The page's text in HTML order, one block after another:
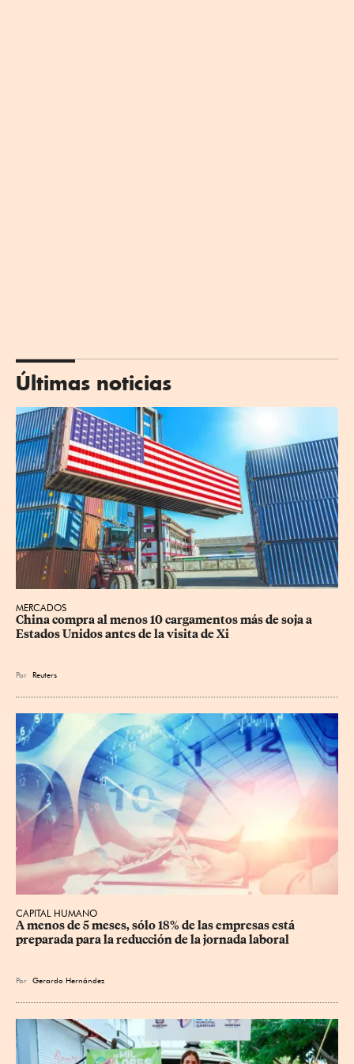
Últimas noticias
MERCADOS
China compra al menos 10 cargamentos más de soja a
Estados Unidos antes de la visita de Xi
Por Reuters
CAPITAL HUMANO
A menos de 5 meses, sólo 18% de las empresas está
preparada para la reducción de la jornada laboral
Por Gerardo Hernández